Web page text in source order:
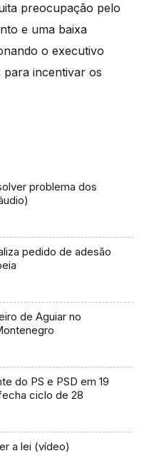
preocupação pelo
e uma baixa
o executivo
para incentivar os
problema dos
pedido de adesão
de Aguiar no
do PS e PSD em 19
ciclo de 28
a lei (vídeo)